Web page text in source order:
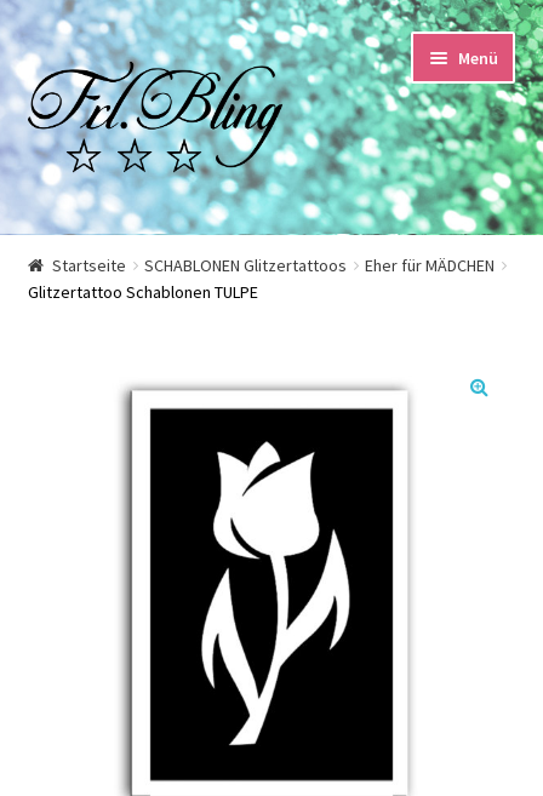
Zur
Navigation
springen
Springe
zum
Inhalt
Menü
Start
AGB und Kundeninformationen
Versandbedingungen
Startseite SCHABLONEN Glitzertattoos
Eher für MÄDCHEN
Glitzertattoo Schablonen TULPE